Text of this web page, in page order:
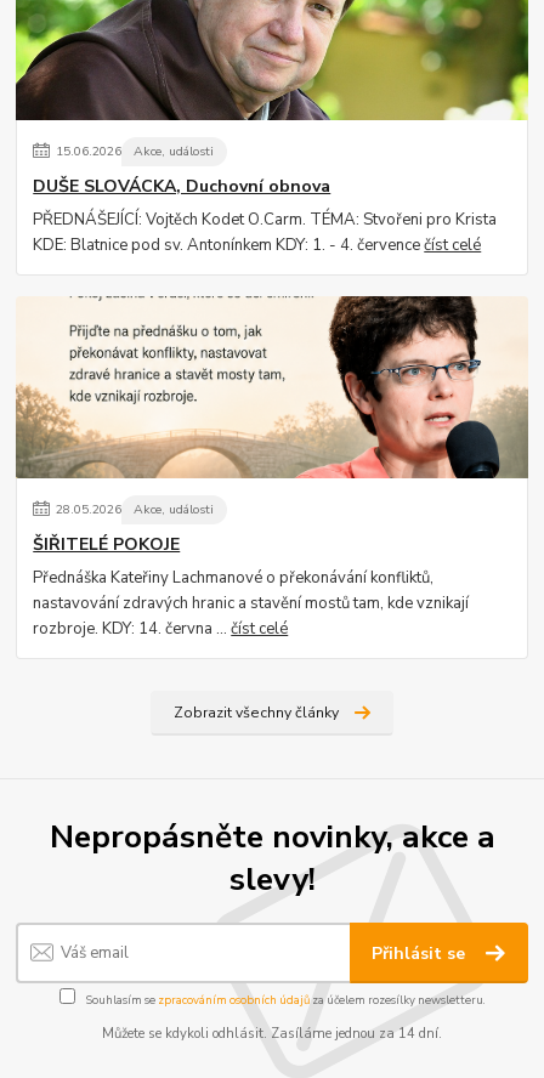
15.06.2026 Akce, události
DUŠE SLOVÁCKA, Duchovní obnova
PŘEDNÁŠEJÍCÍ: Vojtěch Kodet O.Carm. TÉMA: Stvořeni pro Krista
KDE: Blatnice pod sv. Antonínkem KDY: 1. - 4. červencečíst celé
28.05.2026 Akce, události
ŠIŘITELÉ POKOJE
Přednáška Kateřiny Lachmanové o překonávání konfliktů,
nastavování zdravých hranic a stavění mostů tam, kde vznikají
rozbroje. KDY: 14. června ...číst celé
Zobrazit všechny články
Nepropásněte novinky, akce a
slevy!
Přihlásit se
Souhlasím se zpracováním osobních údajůza účelem rozesílky newsletteru.
Můžete se kdykoli odhlásit. Zasíláme jednou za 14 dní.